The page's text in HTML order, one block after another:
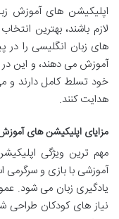
اپلیکیشن های آموزش
لازم باشند، بهترین
های زبان انگلیسی را در
آموزش می دهند، و این در
خود تسلط کامل دارند و
هدایت کنند.
مزایای اپلیکیشن های
مهم ترین ویژگی
آموزشی با بازی و
یادگیری زبان می شود.
نیاز های کودکان طراحی